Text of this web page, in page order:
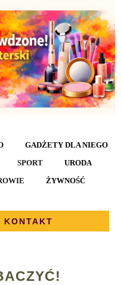
GADŻETY DLA NIEGO
SPORT
URODA
ŻYWNOŚĆ
KONTAKT